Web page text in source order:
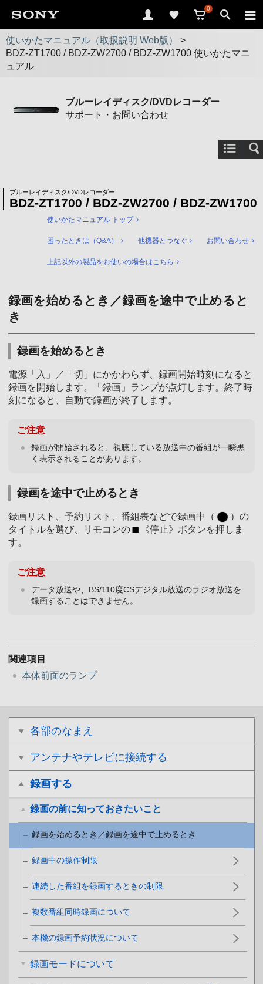
0
使いかたマニュアル（取扱説明 Web版）
>
BDZ-ZT1700 / BDZ-ZW2700 / BDZ-ZW1700 使いかたマニ
ュアル
ブルーレイディスク/DVDレコーダー
サポート・お問い合わせ
ブルーレイディスク/DVDレコーダー
BDZ-ZT1700 / BDZ-ZW2700 / BDZ-ZW1700
使いかたマニュアル トップ
困ったときは（Q&A） 他機器とつなぐ お問い合わせ
上記以外の製品をお使いの場合はこちら
各部のなまえ
アンテナやテレビに接続する
録画する
録画の前に知っておきたいこと
録画を始めるとき／録画を途中で止めるとき
録画中の操作制限
連続した番組を録画するときの制限
複数番組同時録画について
本機の録画予約状況について
録画モードについて
録画を始めるとき／録画を途中で止めると
き
録画を始めるとき
電源「入」／「切」にかかわらず、録画開始時刻になると
録画を開始します。「録画」ランプが点灯します。終了時
刻になると、自動で録画が終了します。
ご注意
録画が開始されると、視聴している放送中の番組が一瞬黒
く表示されることがあります。
録画を途中で止めるとき
録画リスト、予約リスト、番組表などで録画中（
）の
タイトルを選び、リモコンの
《停止》ボタンを押しま
す。
ご注意
データ放送や、BS/110度CSデジタル放送のラジオ放送を
録画することはできません。
関連項目
本体前面のランプ